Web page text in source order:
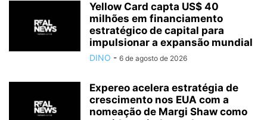
Yellow Card capta US$ 40
milhões em financiamento
estratégico de capital para
impulsionar a expansão mundial
DINO - 6 de agosto de 2026
Expereo acelera estratégia de
crescimento nos EUA com a
nomeação de Margi Shaw como